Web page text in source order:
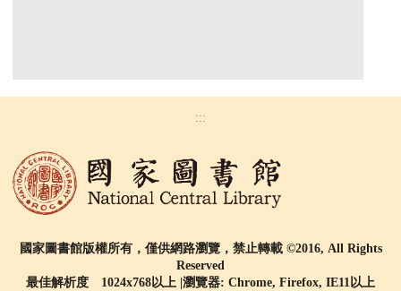
:::
國家圖書館版權所有，僅供網路瀏覽，禁止轉載 ©2016, All Rights
Reserved
最佳解析度 1024x768以上 |瀏覽器: Chrome, Firefox, IE11以上